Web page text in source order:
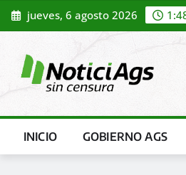
Saltar
al
jueves, 6 agosto 2026
INICIO GOBIERNO AGS